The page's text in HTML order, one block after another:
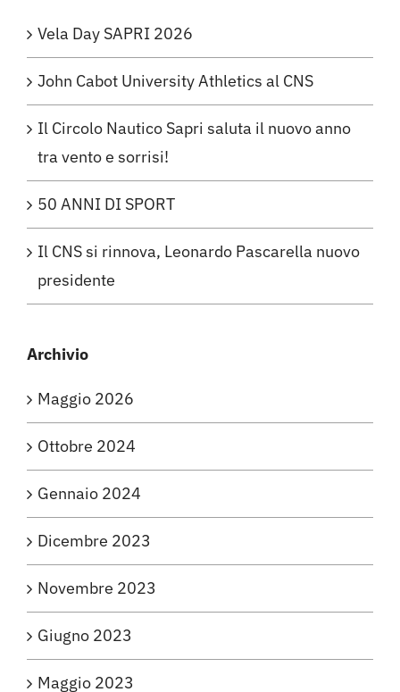
Vela Day SAPRI 2026
John Cabot University Athletics al CNS
Il Circolo Nautico Sapri saluta il nuovo anno
tra vento e sorrisi!
50 ANNI DI SPORT
Il CNS si rinnova, Leonardo Pascarella nuovo
presidente
Archivio
Maggio 2026
Ottobre 2024
Gennaio 2024
Dicembre 2023
Novembre 2023
Giugno 2023
Maggio 2023